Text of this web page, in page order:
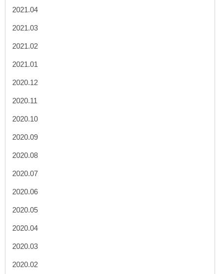
2021.04
2021.03
2021.02
2021.01
2020.12
2020.11
2020.10
2020.09
2020.08
2020.07
2020.06
2020.05
2020.04
2020.03
2020.02